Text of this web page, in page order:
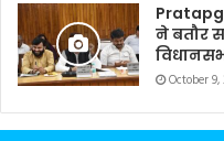
ने बतौर
October 9,